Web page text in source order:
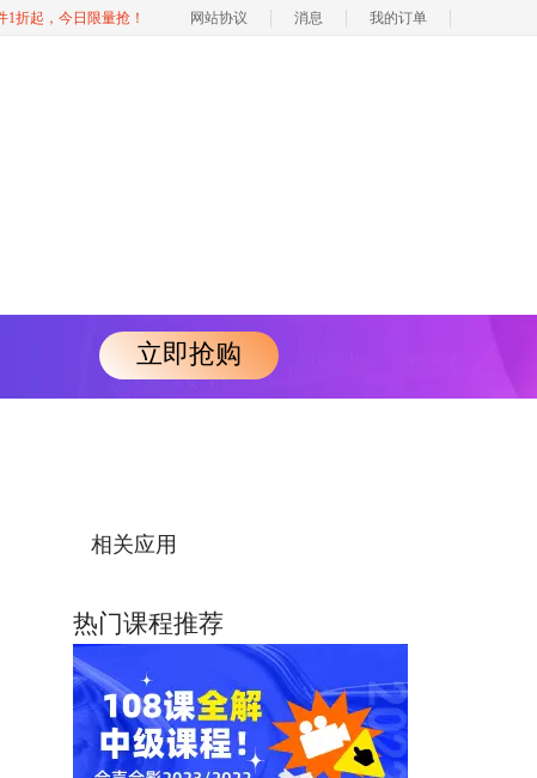
1折起，今日限量抢！ 网站协议 消息 我的订单
立即抢购
相关应用
热门课程推荐